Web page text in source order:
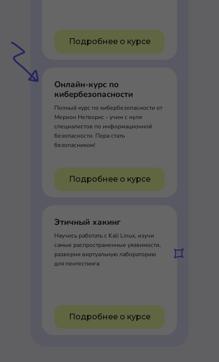
Подробнее о курсе
Онлайн-курс по
кибербезопасности
Полный курс по кибербезопасности от
Мерион Нетворкс - учим с нуля
специалистов по информационной
безопасности. Пора стать
безопасником!
Подробнее о курсе
Этичный хакинг
Научись работать с Kali Linux, изучи
самые распространенные уязвимости,
разверни виртуальную лабораторию
для пентестинга
Подробнее о курсе